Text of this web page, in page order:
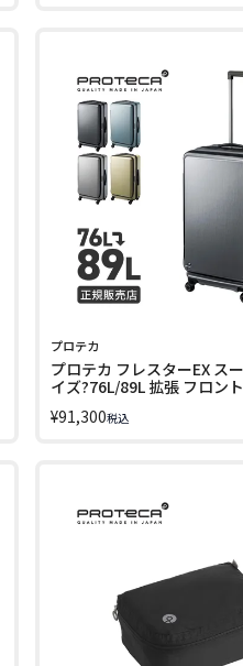
プロテカ
プロテカ フレスターEX ス
イズ?76L/89L 拡張 フロン
¥91,300税込